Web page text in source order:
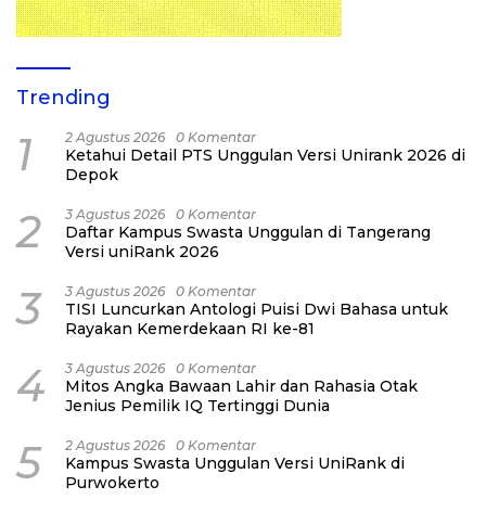
Trending
1 2 Agustus 2026 0 Komentar
Ketahui Detail PTS Unggulan Versi Unirank 2026 di
Depok
2 3 Agustus 2026 0 Komentar
Daftar Kampus Swasta Unggulan di Tangerang
Versi uniRank 2026
3 3 Agustus 2026 0 Komentar
TISI Luncurkan Antologi Puisi Dwi Bahasa untuk
Rayakan Kemerdekaan RI ke-81
4 3 Agustus 2026 0 Komentar
Mitos Angka Bawaan Lahir dan Rahasia Otak
Jenius Pemilik IQ Tertinggi Dunia
5 2 Agustus 2026 0 Komentar
Kampus Swasta Unggulan Versi UniRank di
Purwokerto